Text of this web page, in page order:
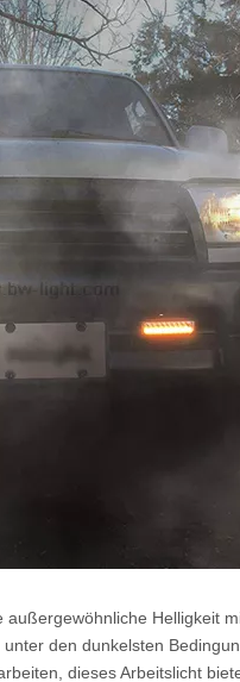
Helligkeit
den dunkelsten
dieses Arbeitslicht